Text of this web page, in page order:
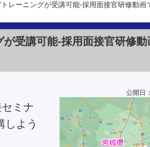
レーニングが受講可能-採用面接官研修動画
受講可能-採用面接官研修動
公開日
ミナ
しよう